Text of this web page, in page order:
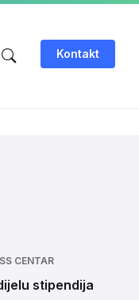
Kontakt
CENTAR
stipendija